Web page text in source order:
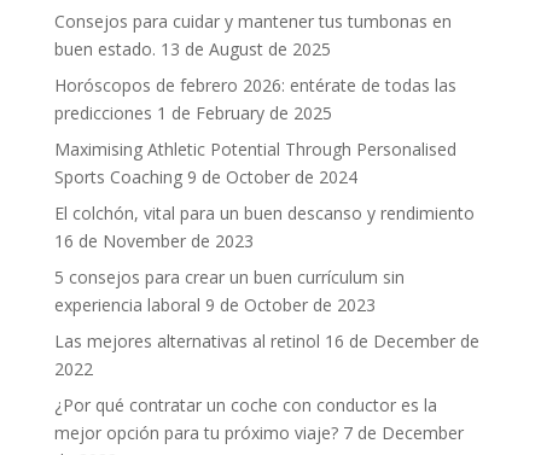
Consejos para cuidar y mantener tus tumbonas en
buen estado. 13 de August de 2025
Horóscopos de febrero 2026: entérate de todas las
predicciones 1 de February de 2025
Maximising Athletic Potential Through Personalised
Sports Coaching 9 de October de 2024
El colchón, vital para un buen descanso y rendimiento
16 de November de 2023
5 consejos para crear un buen currículum sin
experiencia laboral 9 de October de 2023
Las mejores alternativas al retinol 16 de December de
2022
¿Por qué contratar un coche con conductor es la
mejor opción para tu próximo viaje? 7 de December